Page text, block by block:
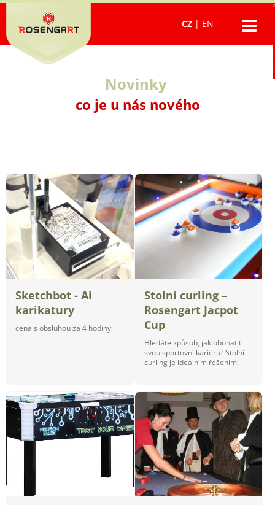
CZ | EN
Novinky
co je u nás nového
Sketchbot - Ai
karikatury
cena s obsluhou za 4 hodiny
Stolní curling –
Rosengart Jacpot
Cup
Hledáte způsob, jak obohatit
svou sportovní kariéru? Stolní
curling je ideálním řešením!